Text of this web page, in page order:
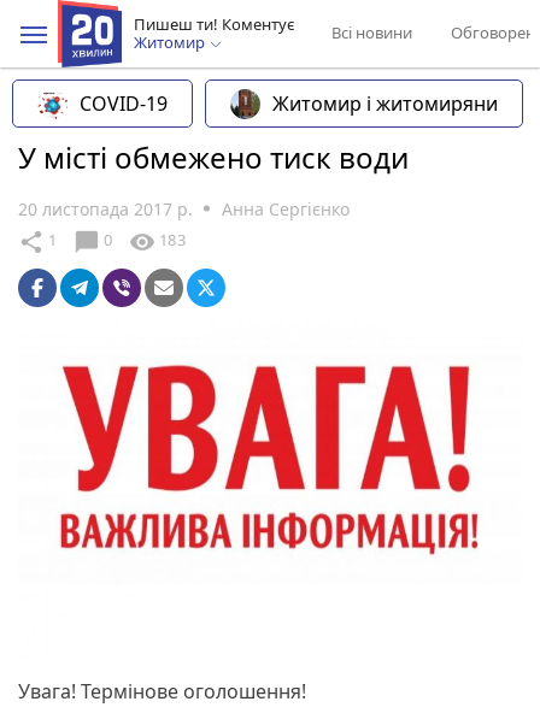
Пишеш ти! Коментує
Житомир
Всі новини
COVID-19 Житомир і житомиряни
У місті обмежено тиск води
20 листопада 2017 р. Анна Сергієнко
share 1 chat_bubble 0 visibility 183
Увага! Термінове оголошення!